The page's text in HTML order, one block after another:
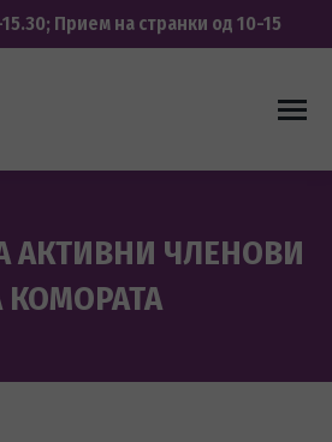
Прием на странки од 10-15
АКТИВНИ ЧЛЕНОВИ
КОМОРАТА